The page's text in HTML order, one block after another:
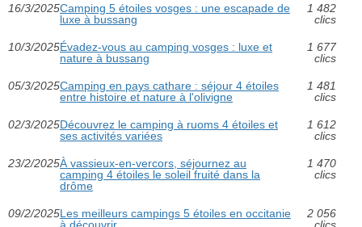
16/3/2025Camping 5 étoiles vosges : une escapade de
luxe à bussang
1 482
clics
10/3/2025Évadez-vous au camping vosges : luxe et
nature à bussang
1 677
clics
05/3/2025Camping en pays cathare : séjour 4 étoiles
entre histoire et nature à l'olivigne
1 481
clics
02/3/2025Découvrez le camping à ruoms 4 étoiles et
ses activités variées
1 612
clics
23/2/2025À vassieux-en-vercors, séjournez au
camping 4 étoiles le soleil fruité dans la
drôme
1 470
clics
09/2/2025Les meilleurs campings 5 étoiles en occitanie
à découvrir
2 056
clics